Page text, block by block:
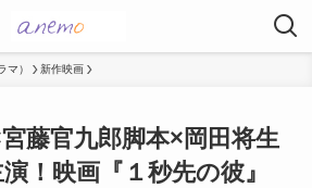
マ） 新作映画
藤官九郎脚本×岡田将生
！映画『１秒先の彼』